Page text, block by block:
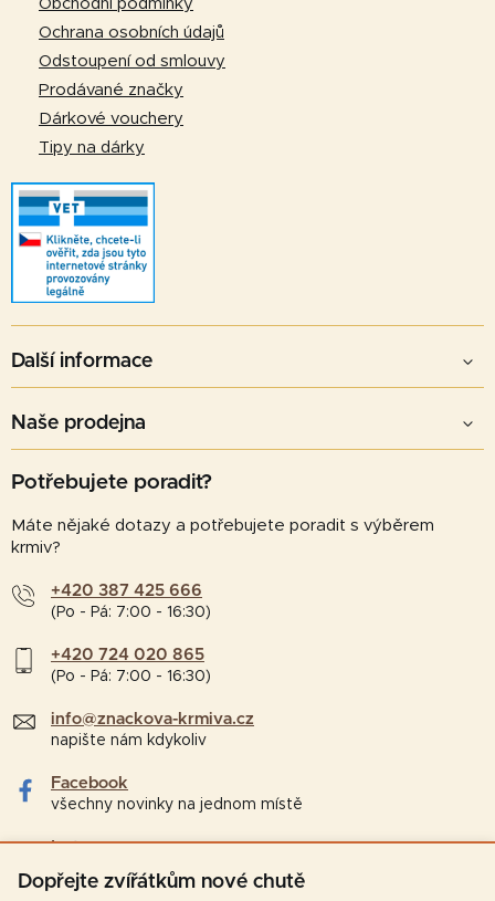
Dopřejte zvířátkům nové chutě
Obchodní podmínky
Ochrana osobních údajů
Odstoupení od smlouvy
Prodávané značky
Dárkové vouchery
Tipy na dárky
Další informace
Naše prodejna
Potřebujete poradit?
Máte nějaké dotazy a potřebujete poradit s výběrem
krmiv?
+420 387 425 666
(Po - Pá: 7:00 - 16:30)
+420 724 020 865
(Po - Pá: 7:00 - 16:30)
info@znackova-krmiva.cz
napište nám kdykoliv
Facebook
všechny novinky na jednom místě
Instagram
tipy a zajímavosti pro chovatele